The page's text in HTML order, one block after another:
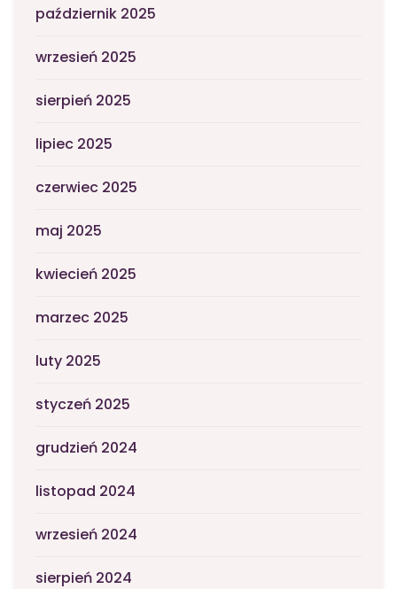
październik 2025
wrzesień 2025
sierpień 2025
lipiec 2025
czerwiec 2025
maj 2025
kwiecień 2025
marzec 2025
luty 2025
styczeń 2025
grudzień 2024
listopad 2024
wrzesień 2024
sierpień 2024